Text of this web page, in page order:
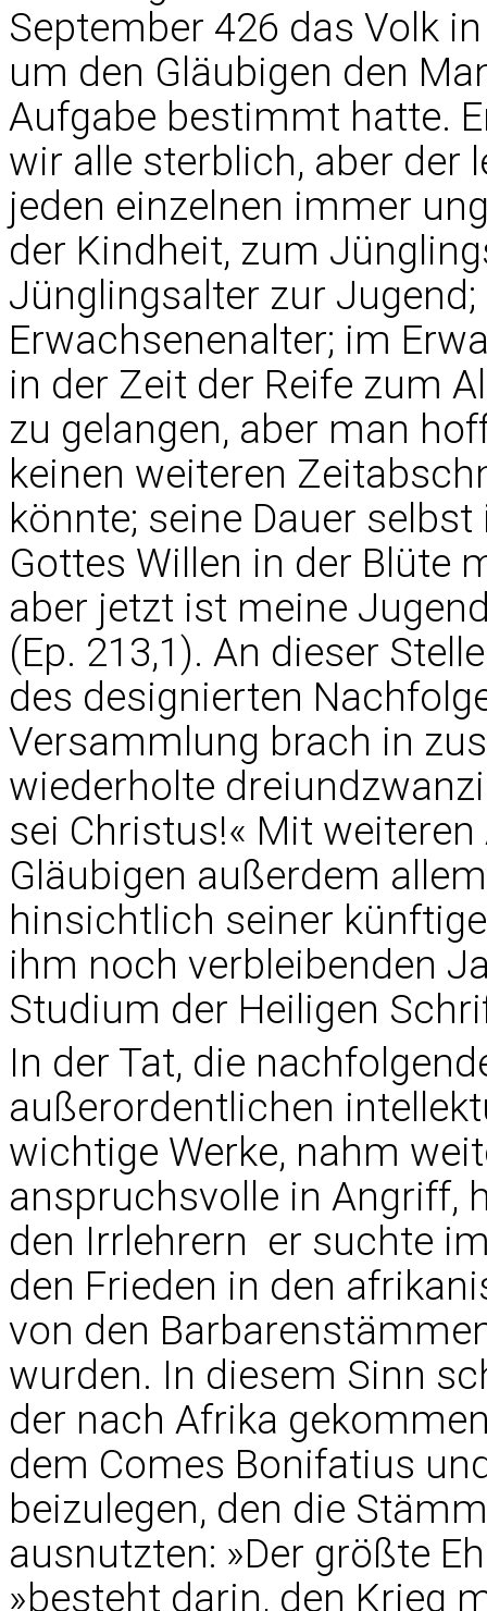
September 426 das Volk
um den Gläubigen den
Aufgabe bestimmt hatte.
wir alle sterblich, aber der
jeden einzelnen immer
der Kindheit, zum
Jünglingsalter zur
Erwachsenenalter; im
in der Zeit der Reife zum
zu gelangen, aber man
keinen weiteren
könnte; seine Dauer
Gottes Willen in der Blüte
aber jetzt ist meine
(Ep. 213,1). An dieser
des designierten
Versammlung brach in
wiederholte
sei Christus!« Mit
Gläubigen außerdem
hinsichtlich seiner
ihm noch verbleibenden
Studium der Heiligen
In der Tat, die
außerordentlichen
wichtige Werke, nahm
anspruchsvolle in Angriff,
den Irrlehrern  er suchte
den Frieden in den
von den
wurden. In diesem Sinn
der nach Afrika
dem Comes Bonifatius
beizulegen, den die
ausnutzten: »Der größte
»besteht darin, den Krieg